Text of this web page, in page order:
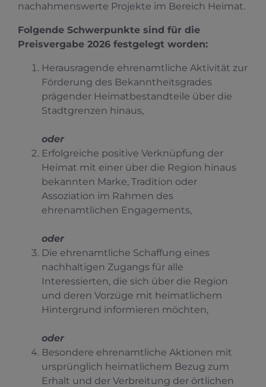
nachahmenswerte Projekte im Bereich Heimat.
Folgende Schwerpunkte sind für die
Preisvergabe 2026 festgelegt worden:
Herausragende ehrenamtliche Aktivität zur
Förderung des Bekanntheitsgrades
prägender Heimatbestandteile über die
Stadtgrenzen hinaus,
oder
Erfolgreiche positive Verknüpfung der
Heimat mit einer über die Region hinaus
bekannten Marke, Tradition oder
Assoziation im Rahmen des
ehrenamtlichen Engagements,
oder
Die ehrenamtliche Schaffung eines
nachhaltigen Zugangs für alle
Interessierten, die sich über die Region
und deren Vorzüge mit heimatlichem
Hintergrund informieren möchten,
oder
Besondere ehrenamtliche Aktionen mit
ursprünglich heimatlichem Bezug zum
Erhalt und der Verbreitung der örtlichen